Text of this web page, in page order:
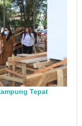
Tepat